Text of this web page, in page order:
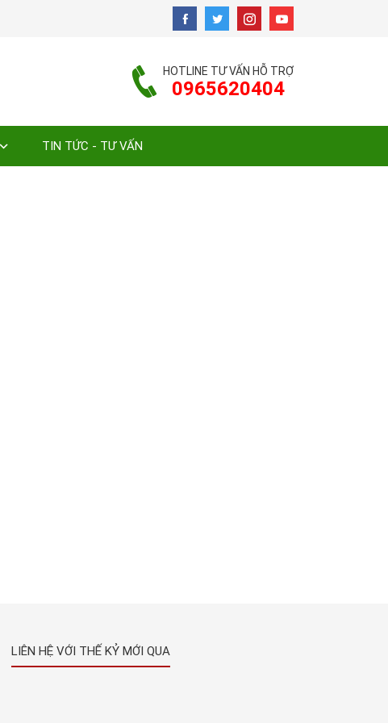
HOTLINE TƯ VẤN HỖ TRỢ
0965620404
TIN TỨC - TƯ VẤN
LIÊN HỆ VỚI THẾ KỶ MỚI QUA